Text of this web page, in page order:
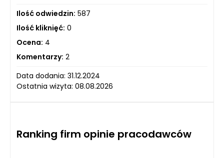
Ilość odwiedzin: 587
Ilość kliknięć: 0
Ocena: 4
Komentarzy: 2
Data dodania: 31.12.2024
Ostatnia wizyta: 08.08.2026
Ranking firm opinie pracodawców